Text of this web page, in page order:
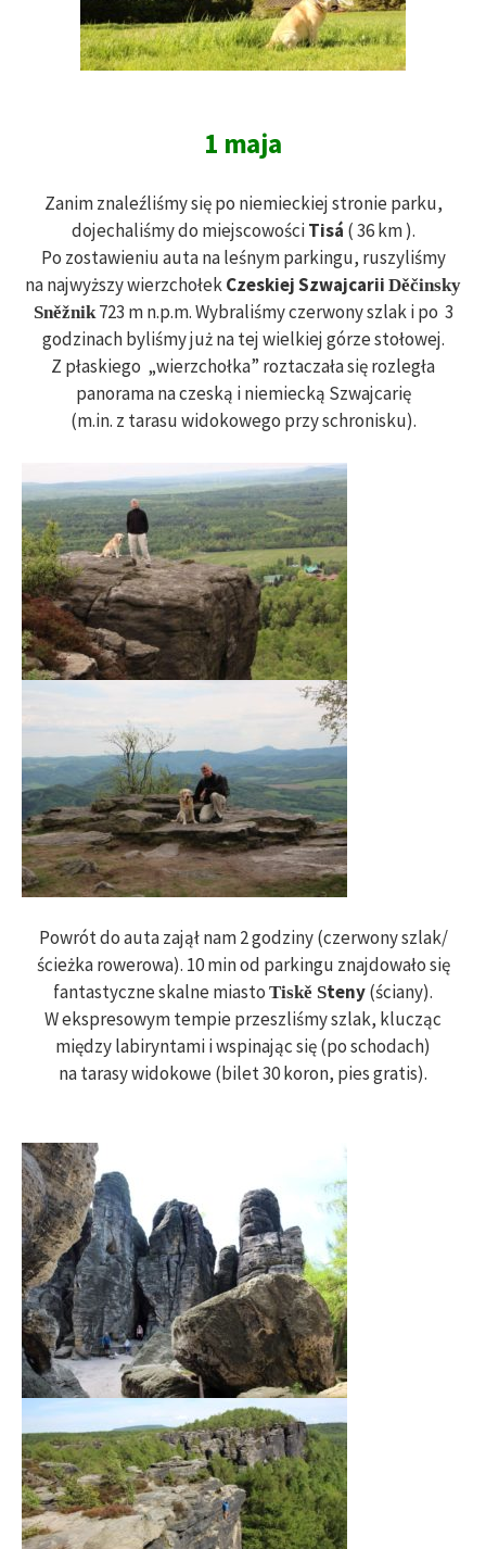
1 maja
Zanim znaleźliśmy się po niemieckiej stronie parku,
dojechaliśmy do miejscowościTisá ( 36 km ).
Po zostawieniu auta na leśnym parkingu, ruszyliśmy
na najwyższy wierzchołekCzeskiej Szwajcarii Děčinsky
Sněžnik 723 m n.p.m. Wybraliśmy czerwony szlak i po 3
godzinach byliśmy już na tej wielkiej górze stołowej.
Z płaskiego „wierzchołka” roztaczała się rozległa
panorama na czeską i niemiecką Szwajcarię
(m.in. z tarasu widokowego przy schronisku).
Powrót do auta zajął nam 2 godziny (czerwony szlak/
ścieżka rowerowa). 10 min od parkingu znajdowało się
fantastyczne skalne miasto Tiskě Steny(ściany).
W ekspresowym tempie przeszliśmy szlak, klucząc
między labiryntami i wspinając się (po schodach)
na tarasy widokowe (bilet 30 koron, pies gratis).